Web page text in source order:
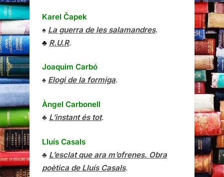
Karel Čapek
♠ La guerra de les salamandres.
♣ R.U.R.
Joaquim Carbó
♠ Elogi de la formiga.
Àngel Carbonell
♣ L’instant és tot.
Lluís Casals
♣ L’esclat que ara m’ofrenes. Obra
poètica de Lluís Casals.